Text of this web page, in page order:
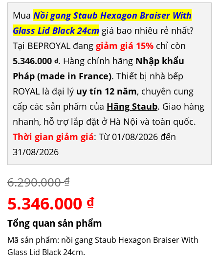
Mua Nồi gang Staub Hexagon Braiser With
Glass Lid Black 24cm giá bao nhiêu rẻ nhất?
Tại BEPROYAL đang giảm giá 15% chỉ còn
5.346.000 ₫. Hàng chính hãng Nhập khẩu
Pháp (made in France). Thiết bị nhà bếp
ROYAL là đại lý uy tín 12 năm, chuyên cung
cấp các sản phẩm của Hãng Staub. Giao hàng
nhanh, hỗ trợ lắp đặt ở Hà Nội và toàn quốc.
Thời gian giảm giá: Từ 01/08/2026 đến
31/08/2026
6.290.000₫
Giá
gốc
là:
6.290.000 ₫.
5.346.000 ₫Giá
tại
là:
5.346.000 ₫.
Tổng quan sản phẩm
Mã sản phẩm: nồi gang Staub Hexagon Braiser With
Glass Lid Black 24cm.